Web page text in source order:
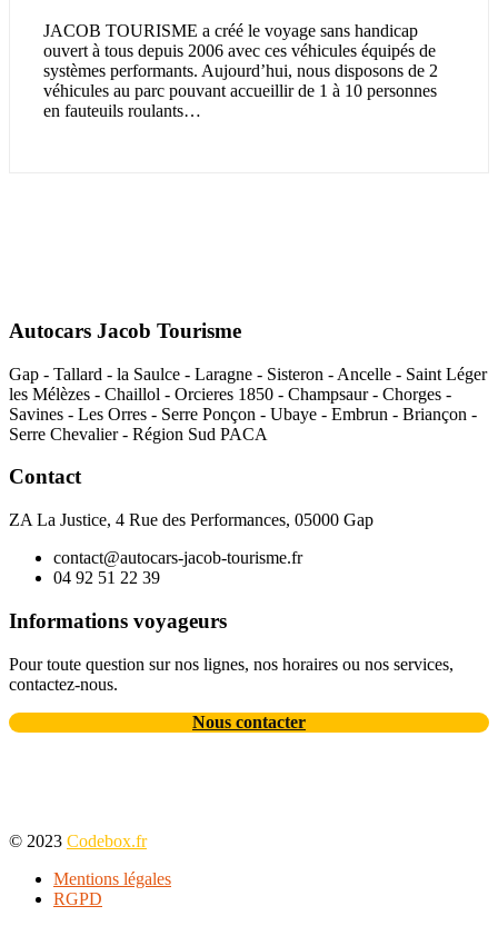
JACOB TOURISME a créé le voyage sans handicap
ouvert à tous depuis 2006 avec ces véhicules équipés de
systèmes performants. Aujourd’hui, nous disposons de 2
véhicules au parc pouvant accueillir de 1 à 10 personnes
en fauteuils roulants…
Autocars Jacob Tourisme
Gap - Tallard - la Saulce - Laragne - Sisteron - Ancelle - Saint Léger
les Mélèzes - Chaillol - Orcieres 1850 - Champsaur - Chorges -
Savines - Les Orres - Serre Ponçon - Ubaye - Embrun - Briançon -
Serre Chevalier - Région Sud PACA
Contact
ZA La Justice, 4 Rue des Performances, 05000 Gap
contact@autocars-jacob-tourisme.fr
04 92 51 22 39
Informations voyageurs
Pour toute question sur nos lignes, nos horaires ou nos services,
contactez-nous.
Nous contacter
© 2023 Codebox.fr
Mentions légales
RGPD